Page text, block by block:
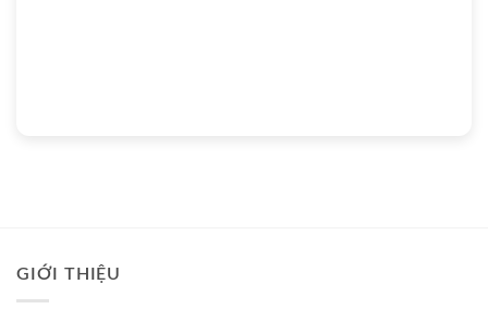
GIỚI THIỆU